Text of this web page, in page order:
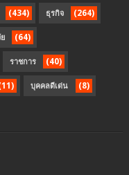
(434) ธุรกิจ (264)
(64)
ราชการ (40)
บุคคลดีเด่น (8)